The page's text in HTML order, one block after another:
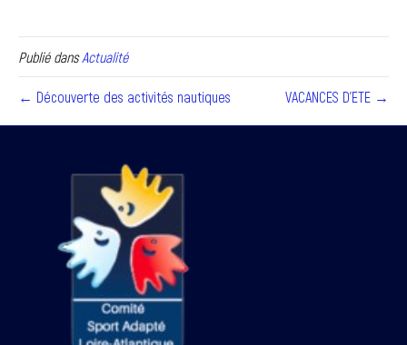
Publié dansActualité
← Découverte des activités nautiques VACANCES D’ETE →